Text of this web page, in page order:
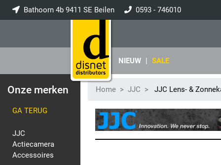
Bathoorn 4b 9411 SE Beilen 0593 - 746010
NIEUW | SALE
Onze merken
GA TERUG
JJC
Actiecamera
Accessoires
Home JJC JJC Lens- &